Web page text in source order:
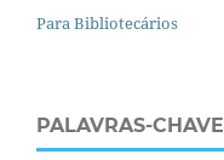
Para Bibliotecários
PALAVRAS-CHAVE